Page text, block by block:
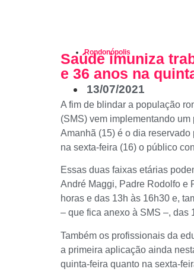
Rondonópolis
Saúde imuniza
e 36 anos na
13/07/2021
A fim de blindar a população
(SMS) vem implementando
Amanhã (15) é o dia
na sexta-feira (16) o público
Essas duas faixas etárias
André Maggi, Padre Rodolfo e
horas e das 13h às 16h30 e,
– que fica anexo à SMS –, das
Também os profissionais da
a primeira aplicação ainda
quinta-feira quanto na sexta-